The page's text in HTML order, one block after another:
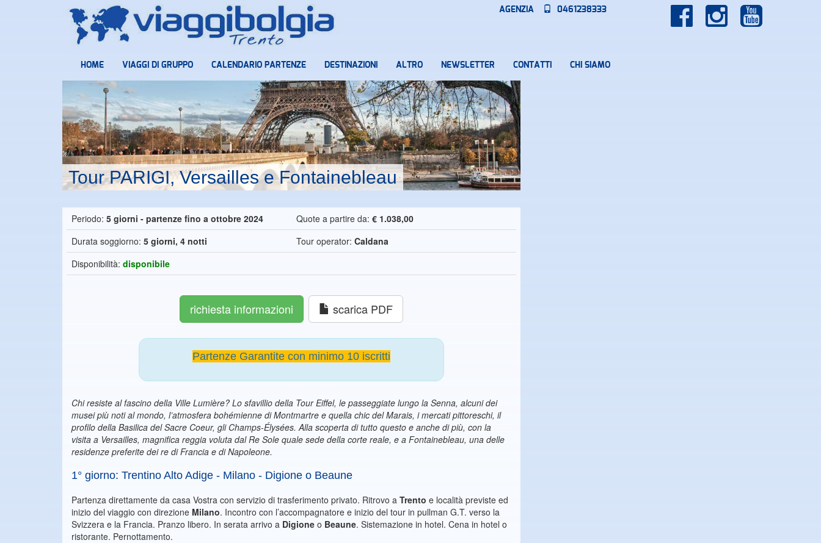
AGENZIA 0461238333
HOME VIAGGI DI GRUPPO CALENDARIO PARTENZE DESTINAZIONI ALTRO NEWSLETTER CONTATTI CHI SIAMO
Tour PARIGI, Versailles e Fontainebleau
Periodo: 5 giorni - partenze fino a ottobre 2024 Quote a partire da: € 1.038,00
Durata soggiorno: 5 giorni, 4 notti Tour operator: Caldana
Disponibilità: disponibile
richiesta informazioni scarica PDF
Partenze Garantite con minimo 10 iscritti
Chi resiste al fascino della Ville Lumière? Lo sfavillio della Tour Eiffel, le passeggiate lungo la Senna, alcuni dei
musei più noti al mondo, l’atmosfera bohémienne di Montmartre e quella chic del Marais, i mercati pittoreschi, il
profilo della Basilica del Sacre Coeur, gli Champs-Élysées. Alla scoperta di tutto questo e anche di più, con la
visita a Versailles, magnifica reggia voluta dal Re Sole quale sede della corte reale, e a Fontainebleau, una delle
residenze preferite dei re di Francia e di Napoleone.
1° giorno: Trentino Alto Adige - Milano - Digione o Beaune
Partenza direttamente da casa Vostra con servizio di trasferimento privato. Ritrovo a Trento e località previste ed
inizio del viaggio con direzione Milano. Incontro con l’accompagnatore e inizio del tour in pullman G.T. verso la
Svizzera e la Francia. Pranzo libero. In serata arrivo a Digione o Beaune. Sistemazione in hotel. Cena in hotel o
ristorante. Pernottamento.